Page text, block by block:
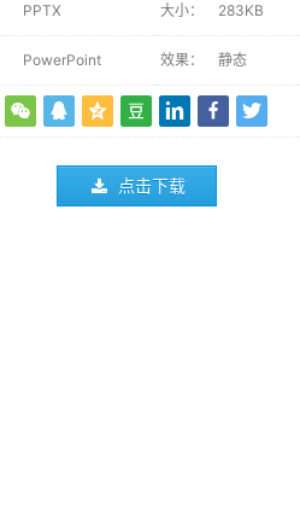
PPTX 大小： 283KB
PowerPoint 效果： 静态
点击下载